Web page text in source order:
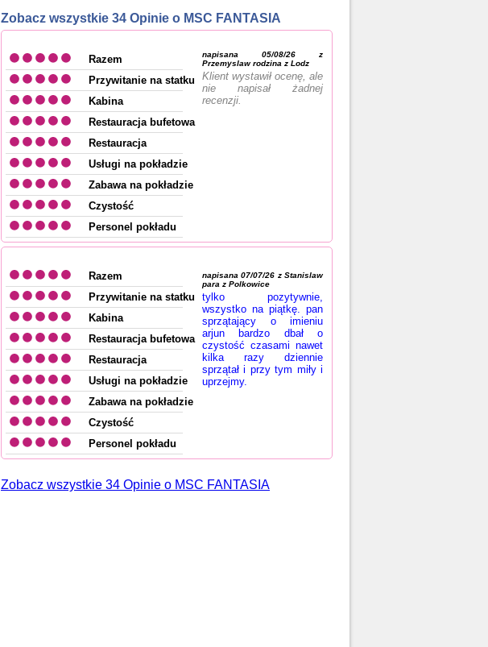
Zobacz wszystkie 34 Opinie o MSC FANTASIA
napisana 05/08/26 z
Przemyslaw rodzina z Lodz
Klient wystawił ocenę, ale
nie napisał żadnej
recenzji.
Razem
Przywitanie na statku
Kabina
Restauracja bufetowa
Restauracja
Usługi na pokładzie
Zabawa na pokładzie
Czystość
Personel pokładu
napisana 07/07/26 z Stanislaw
para z Polkowice
tylko pozytywnie,
wszystko na piątkę. pan
sprzątający o imieniu
arjun bardzo dbał o
czystość czasami nawet
kilka razy dziennie
sprzątał i przy tym miły i
uprzejmy.
Razem
Przywitanie na statku
Kabina
Restauracja bufetowa
Restauracja
Usługi na pokładzie
Zabawa na pokładzie
Czystość
Personel pokładu
Zobacz wszystkie 34 Opinie o MSC FANTASIA